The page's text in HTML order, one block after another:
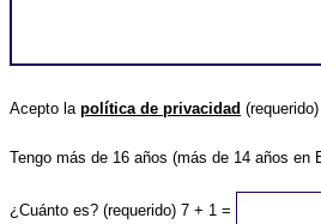
Acepto la política de privacidad (requerido)
Tengo más de 16 años (más de 14 años en
¿Cuánto es? (requerido) 7 + 1 =